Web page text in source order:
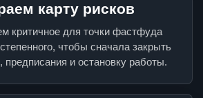
карту рисков
критичное для точки фастфуда
чтобы сначала закрыть
и остановку работы.